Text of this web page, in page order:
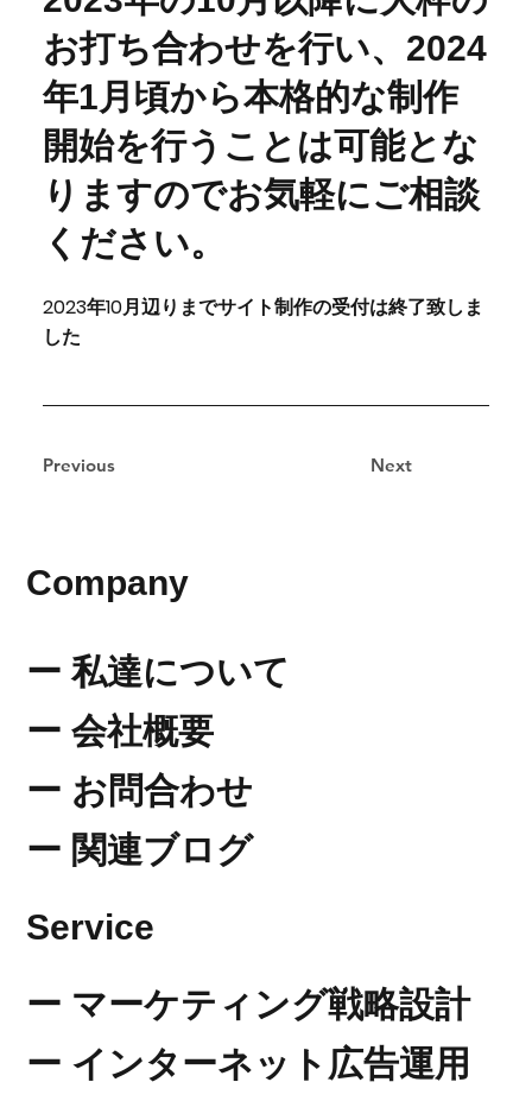
お打ち合わせを行い、2024
年1月頃から本格的な制作
開始を行うことは可能とな
りますのでお気軽にご相談
ください。
2023年10月辺りまでサイト制作の受付は終了致しま
した
Previous Next
​ー 私達について
​ー 会社概要
​ー お問合わせ
​Company
​Service
ー ​インターネット広告運用
ー ​マーケティング戦略設計
ー 関連ブログ